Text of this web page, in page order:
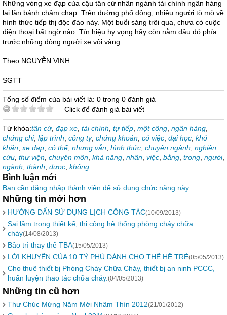
Những vòng xe đạp của cậu tân cử nhân ngành tài chính ngân hàng
lại lăn bánh chậm chạp. Trên đường phố đông, nhiều người tò mò về
hình thức tiếp thị độc đáo này. Một buổi sáng trôi qua, chưa có cuộc
điện thoại bất ngờ nào. Tín hiệu hy vọng hãy còn nằm đâu đó phía
trước những dòng người xe vội vàng.
Theo NGUYỄN VINH
SGTT
Tổng số điểm của bài viết là: 0 trong 0 đánh giá
Click để đánh giá bài viết
Từ khóa:tân cử, đạp xe tài chính tự tiếp một công ngân hàng
chứng chỉ, lập trình công ty, chứng khoán có việc đại học khó
khăn xe đạp có thể, nhưng vẫn hình thức chuyên ngành nghiên
cứu thư viện chuyên môn khả năng nhân việc bằng trong người,
ngành thành được không
Bình luận mới
Bạn cần đăng nhập thành viên để sử dụng chức năng này
Những tin mới hơn
HƯỚNG DẨN SỬ DỤNG LỊCH CÔNG TÁC(10/09/2013)
Sai lầm trong thiết kế, thi công hệ thống phòng cháy chữa
cháy(14/08/2013)
Bảo trì thay thế TBA(15/05/2013)
LỜI KHUYÊN CỦA 10 TỶ PHÚ DÀNH CHO THẾ HỆ TRẺ(05/05/2013)
Cho thuê thiết bị Phòng Cháy Chữa Cháy, thiết bị an ninh PCCC,
huấn luyện thao tác chữa cháy. (04/05/2013)
Những tin cũ hơn
Thư Chúc Mừng Năm Mới Nhâm Thìn 2012(21/01/2012)